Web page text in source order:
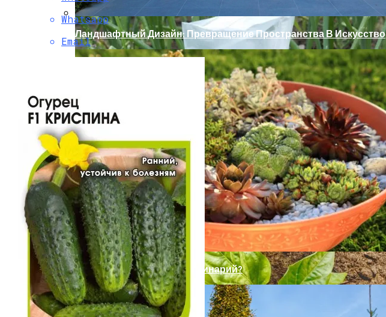
Чем Подкормить Лук
Ландшафтный Дизайн: Превращение Пространства В Искусство
Какие Цветы Украсят Альпинарий?
Whatsapp
Email